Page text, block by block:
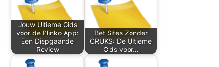
Jouw Ultieme Gids
voor de Plinko App:
Een Diepgaande
Review
Bet Sites Zonder
CRUKS: De Ultieme
Gids voor…